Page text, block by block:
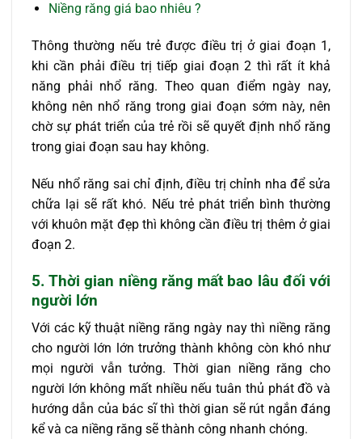
Niềng răng giá bao nhiêu ?
Thông thường nếu trẻ được điều trị ở giai đoạn 1,
khi cần phải điều trị tiếp giai đoạn 2 thì rất ít khả
năng phải nhổ răng. Theo quan điểm ngày nay,
không nên nhổ răng trong giai đoạn sớm này, nên
chờ sự phát triển của trẻ rồi sẽ quyết định nhổ răng
trong giai đoạn sau hay không.
Nếu nhổ răng sai chỉ định, điều trị chỉnh nha để sửa
chữa lại sẽ rất khó. Nếu trẻ phát triển bình thường
với khuôn mặt đẹp thì không cần điều trị thêm ở giai
đoạn 2.
5. Thời gian niềng răng mất bao lâu đối với
người lớn
Với các kỹ thuật niềng răng ngày nay thì niềng răng
cho người lớn lớn trưởng thành không còn khó như
mọi người vẫn tưởng. Thời gian niềng răng cho
người lớn không mất nhiều nếu tuân thủ phát đồ và
hướng dẫn của bác sĩ thì thời gian sẽ rút ngắn đáng
kể và ca niềng răng sẽ thành công nhanh chóng.